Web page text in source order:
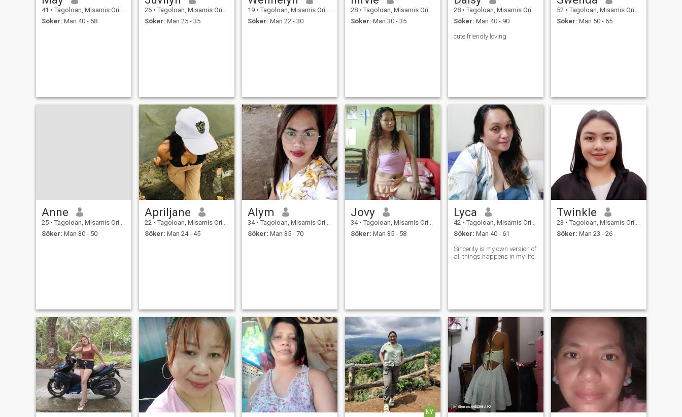
41 • Tagoloan, Misamis Oriental, Filippinerna
Söker: Man 40 - 58
26 • Tagoloan, Misamis Oriental, Filippinerna
Söker: Man 25 - 35
19 • Tagoloan, Misamis Oriental, Filippinerna
Söker: Man 22 - 30
28 • Tagoloan, Misamis Oriental, Filippinerna
Söker: Man 30 - 35
28 • Tagoloan, Misamis Oriental, Filippinerna
Söker: Man 40 - 90
cute friendly loving
52 • Tagoloan, Misamis Oriental, Filippinerna
Söker: Man 50 - 65
Anne
25 • Tagoloan, Misamis Oriental, Filippinerna
Söker: Man 30 - 50
Apriljane
22 • Tagoloan, Misamis Oriental, Filippinerna
Söker: Man 24 - 45
Alym
34 • Tagoloan, Misamis Oriental, Filippinerna
Söker: Man 35 - 70
Jovy
34 • Tagoloan, Misamis Oriental, Filippinerna
Söker: Man 35 - 58
Lyca
42 • Tagoloan, Misamis Oriental, Filippinerna
Söker: Man 40 - 61
Sincerity is my own version of
all things happens in my life.
Twinkle
23 • Tagoloan, Misamis Oriental, Filippinerna
Söker: Man 23 - 26
NY